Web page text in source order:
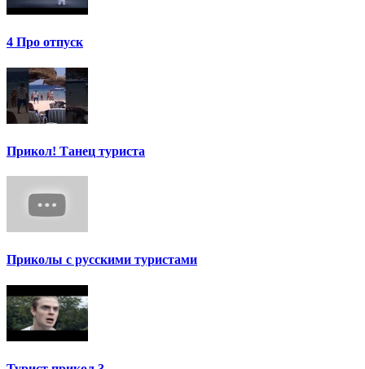
4 Про отпуск
Прикол! Танец туриста
Приколы с русскими туристами